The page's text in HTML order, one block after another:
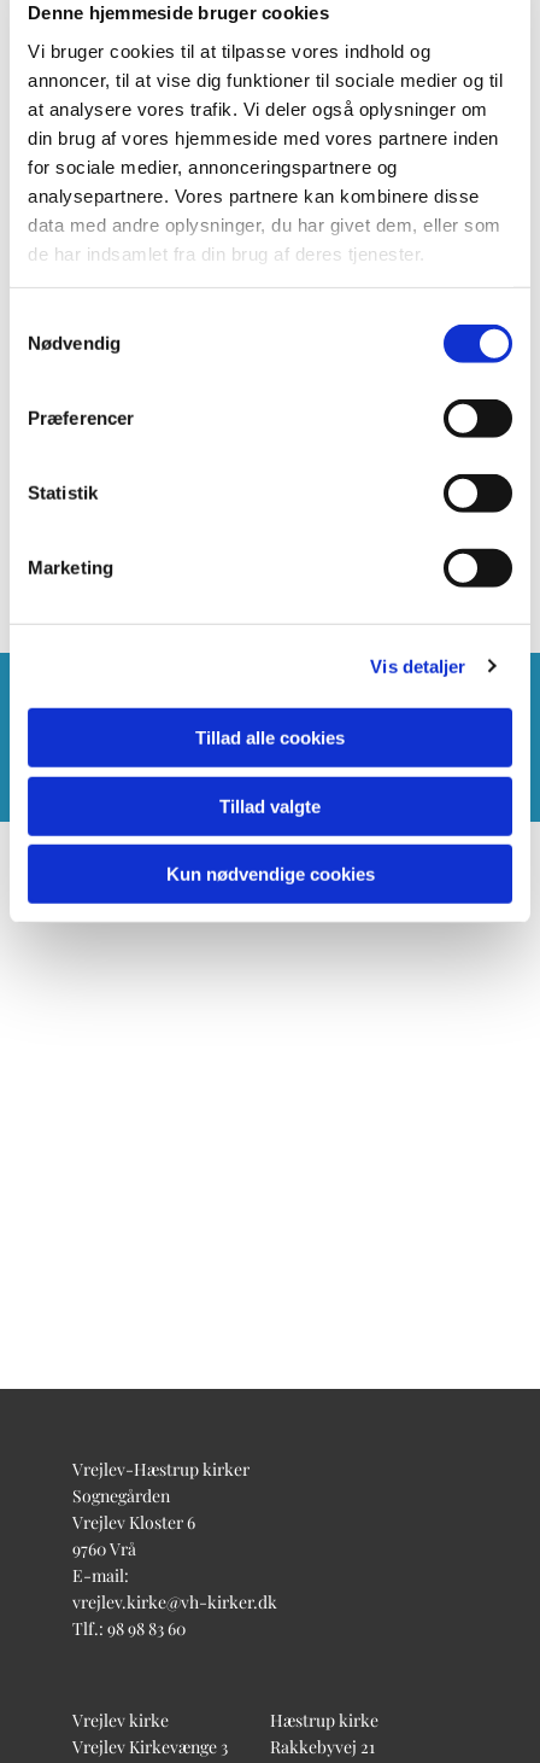
Denne hjemmeside bruger cookies
Vi bruger cookies til at tilpasse vores indhold og
annoncer, til at vise dig funktioner til sociale medier og til
at analysere vores trafik. Vi deler også oplysninger om
din brug af vores hjemmeside med vores partnere inden
for sociale medier, annonceringspartnere og
analysepartnere. Vores partnere kan kombinere disse
data med andre oplysninger, du har givet dem, eller som
de har indsamlet fra din brug af deres tjenester.
Nødvendig
Præferencer
Statistik
Marketing
Vis detaljer
Tillad alle cookies
Tillad valgte
Kun nødvendige cookies
Vrejlev Sognegård torsdag den 24. september 2026
kl. 19.00
Billetpris kr. 35, som er inkl. kaffe og kage
Tilmelding er ikke nødvendig
Du vil måske også kunne lide...
Vrejlev-Hæstrup kirker
Sognegården
Vrejlev Kloster 6
9760 Vrå
E-mail:
vrejlev.kirke@vh-kirker.dk
Tlf.: 98 98 83 60
Vrejlev kirke
Vrejlev Kirkevænge 3
Hæstrup kirke
Rakkebyvej 21